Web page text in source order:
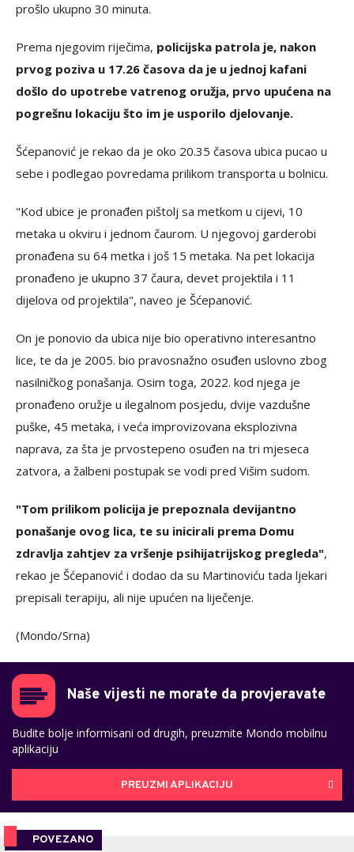
prošlo ukupno 30 minuta.
Prema njegovim riječima, policijska patrola je, nakon
prvog poziva u 17.26 časova da je u jednoj kafani
došlo do upotrebe vatrenog oružja, prvo upućena na
pogrešnu lokaciju što im je usporilo djelovanje.
Šćepanović je rekao da je oko 20.35 časova ubica pucao u
sebe i podlegao povredama prilikom transporta u bolnicu.
"Kod ubice je pronađen pištolj sa metkom u cijevi, 10
metaka u okviru i jednom čaurom. U njegovoj garderobi
pronađena su 64 metka i još 15 metaka. Na pet lokacija
pronađeno je ukupno 37 čaura, devet projektila i 11
dijelova od projektila", naveo je Šćepanović.
On je ponovio da ubica nije bio operativno interesantno
lice, te da je 2005. bio pravosnažno osuđen uslovno zbog
nasilničkog ponašanja. Osim toga, 2022. kod njega je
pronađeno oružje u ilegalnom posjedu, dvije vazdušne
puške, 45 metaka, i veća improvizovana eksplozivna
naprava, za šta je prvostepeno osuđen na tri mjeseca
zatvora, a žalbeni postupak se vodi pred Višim sudom.
"Tom prilikom policija je prepoznala devijantno
ponašanje ovog lica, te su inicirali prema Domu
zdravlja zahtjev za vršenje psihijatrijskog pregleda",
rekao je Šćepanović i dodao da su Martinoviću tada ljekari
prepisali terapiju, ali nije upućen na liječenje.
(Mondo/Srna)
Naše vijesti ne morate da provjeravate
Budite bolje informisani od drugih, preuzmite Mondo mobilnu
aplikaciju
PREUZMI APLIKACIJU
POVEZANO